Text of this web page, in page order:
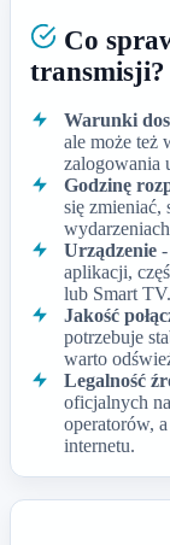
Co
transmisji?
Warunki
ale może też
zalogowania
Godzinę
się zmieniać,
Urządzenie
aplikacji,
lub Smart TV.
Jakość
potrzebuje
warto
Legalność
oficjalnych
operatorów,
internetu.